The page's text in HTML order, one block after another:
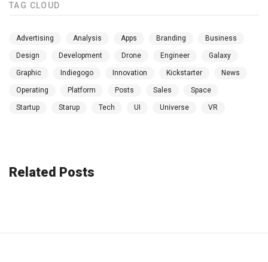
TAG CLOUD
Advertising Analysis Apps Branding Business
Design Development Drone Engineer Galaxy
Graphic Indiegogo Innovation Kickstarter News
Operating Platform Posts Sales Space
Startup Starup Tech UI Universe VR
Related Posts